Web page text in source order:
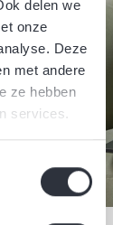
delen we
onze
Deze
met andere
ze hebben
services.